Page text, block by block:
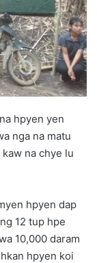
hpyen yen
nga na matu
kaw na chye lu
hpyen dap
12 tup hpe
10,000 daram
hpyen koi